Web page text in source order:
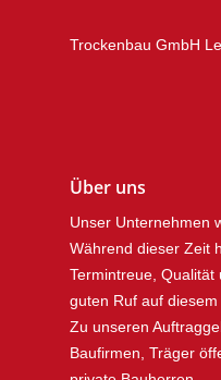
Trockenbau GmbH
Über uns
Unser Unternehmen
Während dieser Zeit
Termintreue,
guten Ruf auf
Zu unseren
Baufirmen, Träger